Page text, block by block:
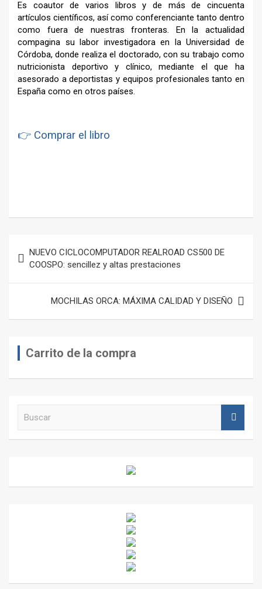
Es coautor de varios libros y de más de cincuenta
artículos científicos, así como conferenciante tanto dentro
como fuera de nuestras fronteras. En la actualidad
compagina su labor investigadora en la Universidad de
Córdoba, donde realiza el doctorado, con su trabajo como
nutricionista deportivo y clínico, mediante el que ha
asesorado a deportistas y equipos profesionales tanto en
España como en otros países.
👉 Comprar el libro
de
entradas
NUEVO CICLOCOMPUTADOR REALROAD CS500 DE
COOSPO: sencillez y altas prestaciones
MOCHILAS ORCA: MÁXIMA CALIDAD Y DISEÑO
Carrito de la compra